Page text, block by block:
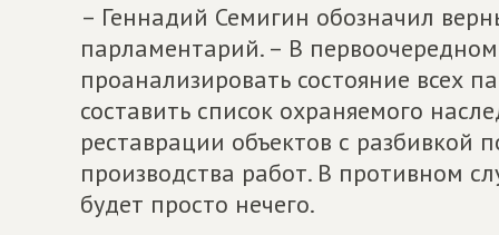
– Геннадий Семигин обозначил
парламентарий. – В
проанализировать состояние всех
составить список охраняемого
реставрации объектов с
производства работ. В противном
будет просто нечего.